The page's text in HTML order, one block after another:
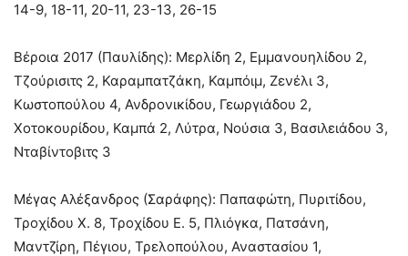
14-9, 18-11, 20-11, 23-13, 26-15
Βέροια 2017 (Παυλίδης): Μερλίδη 2, Εμμανουηλίδου 2,
Τζούρισιτς 2, Καραμπατζάκη, Καμπόιμ, Ζενέλι 3,
Κωστοπούλου 4, Ανδρονικίδου, Γεωργιάδου 2,
Χοτοκουρίδου, Καμπά 2, Λύτρα, Νούσια 3, Βασιλειάδου 3,
Νταβίντοβιτς 3
Μέγας Αλέξανδρος (Σαράφης): Παπαφώτη, Πυριτίδου,
Τροχίδου Χ. 8, Τροχίδου Ε. 5, Πλιόγκα, Πατσάνη,
Μαντζίρη, Πέγιου, Τρελοπούλου, Αναστασίου 1,